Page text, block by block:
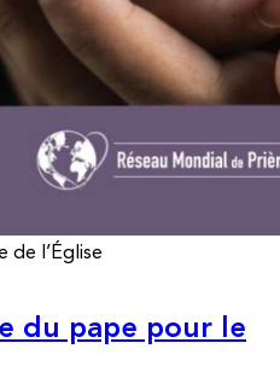
de l’Église
du pape pour le